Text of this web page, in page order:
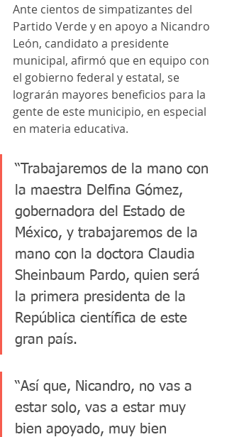
Ante cientos de simpatizantes del
Partido Verde y en apoyo a Nicandro
León, candidato a presidente
municipal, afirmó que en equipo con
el gobierno federal y estatal, se
lograrán mayores beneficios para la
gente de este municipio, en especial
en materia educativa.
“Trabajaremos de la mano con
la maestra Delfina Gómez,
gobernadora del Estado de
México, y trabajaremos de la
mano con la doctora Claudia
Sheinbaum Pardo, quien será
la primera presidenta de la
República científica de este
gran país.
“Así que, Nicandro, no vas a
estar solo, vas a estar muy
bien apoyado, muy bien